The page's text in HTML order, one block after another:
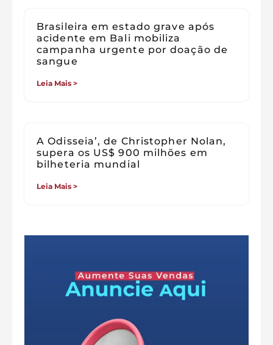
Brasileira em estado grave após
acidente em Bali mobiliza
campanha urgente por doação de
sangue
Leia Mais >
A Odisseia’, de Christopher Nolan,
supera os US$ 900 milhões em
bilheteria mundial
Leia Mais >